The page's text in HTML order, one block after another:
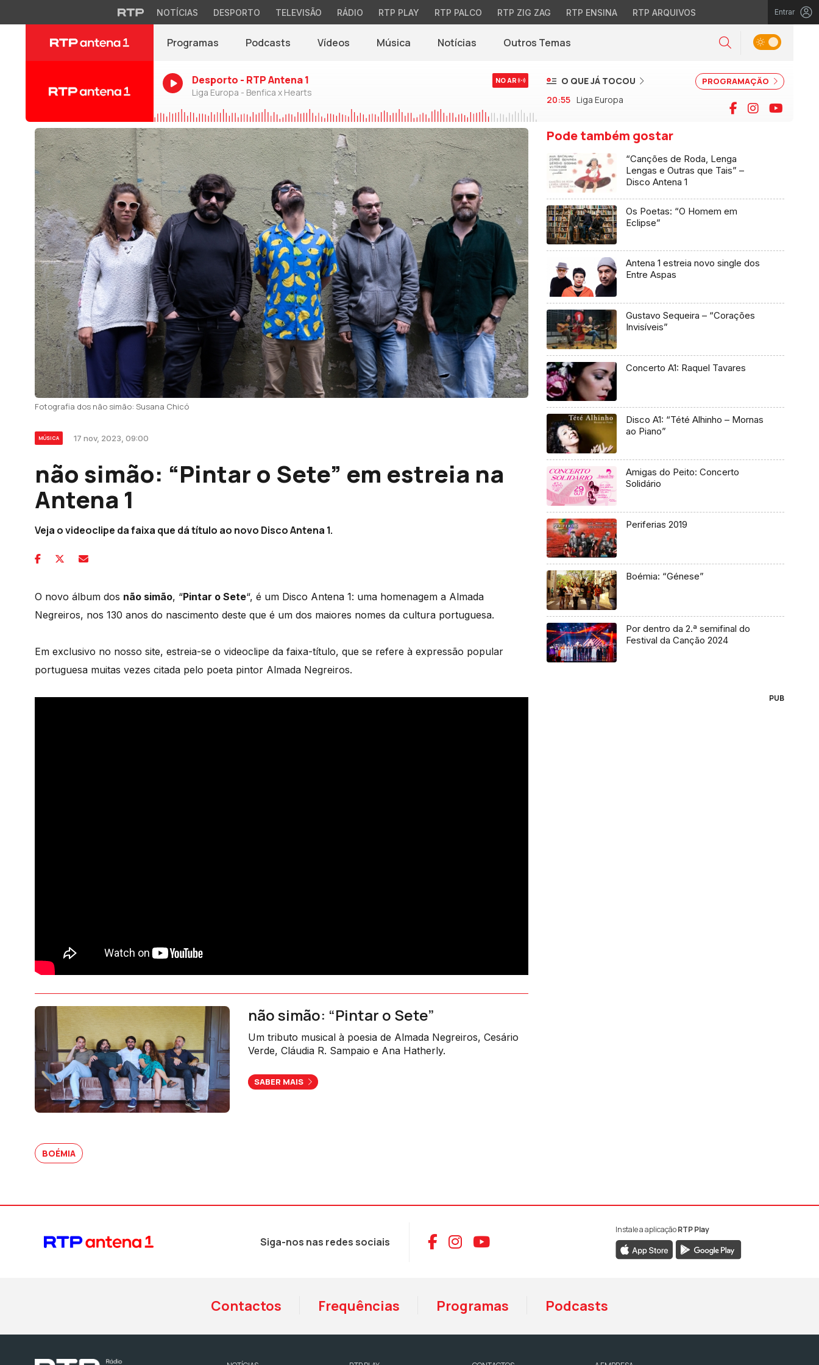
NOTÍCIAS DESPORTO TELEVISÃO RÁDIO RTP PLAY RTP PALCO RTP ZIG ZAG RTP ENSINA RTP ARQUIVOS Entrar
Programas Podcasts Vídeos Música Notícias(abre em nova janela)
Outros Temas Pesquisar
Alternar tema
Desporto - RTP Antena 1
Liga Europa - Benfica x Hearts
NO AR PROGRAMAÇÃO
O QUE JÁ TOCOU
20:55 Liga Europa Facebook
Instagram
Fotografia dos não simão: Susana Chicó
MÚSICA 17 nov, 2023, 09:00
não simão: “Pintar o Sete” em estreia na
Antena 1
Veja o videoclipe da faixa que dá título ao novo Disco Antena 1.
O novo álbum dos não simão, “Pintar o Sete“, é um Disco Antena 1: uma homenagem a Almada
Negreiros, nos 130 anos do nascimento deste que é um dos maiores nomes da cultura portuguesa.
Em exclusivo no nosso site, estreia-se o videoclipe da faixa-título, que se refere à expressão popular
portuguesa muitas vezes citada pelo poeta pintor Almada Negreiros.
não simão: “Pintar o Sete”
Um tributo musical à poesia de Almada Negreiros, Cesário
Verde, Cláudia R. Sampaio e Ana Hatherly.
SABER MAIS
BOÉMIA
Pode também gostar
“Canções de Roda, Lenga
Lengas e Outras que Tais” –
Disco Antena 1
Os Poetas: “O Homem em
Eclipse”
Antena 1 estreia novo single dos
Entre Aspas
Gustavo Sequeira – “Corações
Invisíveis”
Concerto A1: Raquel Tavares
Disco A1: “Tété Alhinho – Mornas
ao Piano”
Amigas do Peito: Concerto
Solidário
Periferias 2019
Boémia: “Génese”
Por dentro da 2.ª semifinal do
Festival da Canção 2024
PUB
Siga-nos nas redes sociais Aceder ao Facebook da RTP Antena 1
Aceder ao Instagram da RTP Antena 1
Aceder ao YouTube da RTP Antena 1
Instale a aplicaçãoRTP Play
Contactos Frequências Programas Podcasts